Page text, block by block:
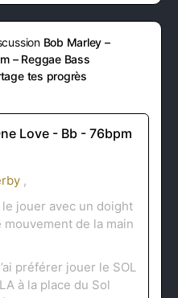
Bob Marley –
– Reggae Bass
tes progrès
Love - Bb - 76bpm
,
jouer avec un doight
de la main
préférer jouer le SOL
à la place du Sol